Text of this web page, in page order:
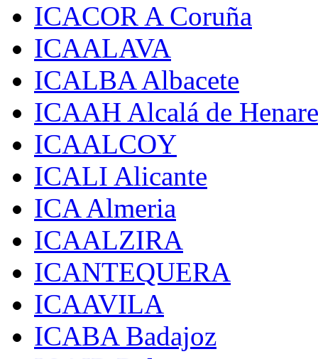
ICACOR A Coruña
ICAALAVA
ICALBA Albacete
ICAAH Alcalá de
ICAALCOY
ICALI Alicante
ICA Almeria
ICAALZIRA
ICANTEQUERA
ICAAVILA
ICABA Badajoz